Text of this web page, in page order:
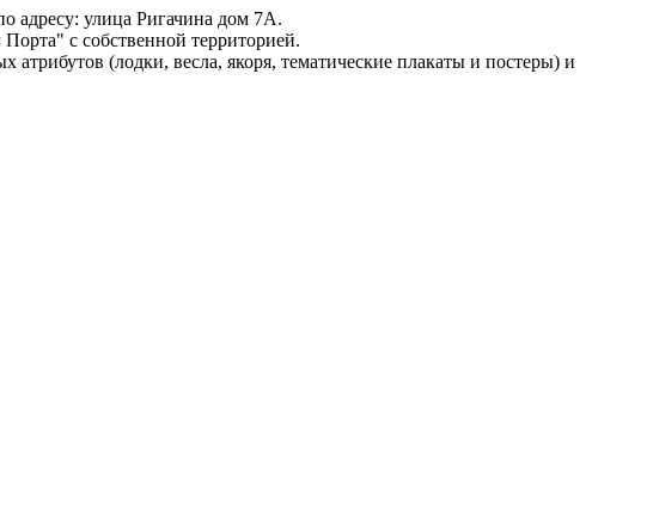
адресу: улица Ригачина дом 7А.
с собственной территорией.
(лодки, весла, якоря, тематические плакаты и постеры) и